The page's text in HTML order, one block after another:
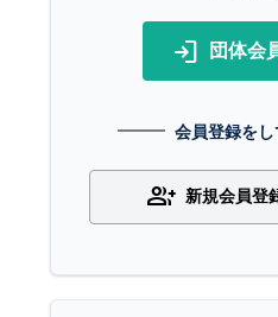
login 団体会
会員登録を
group_add 新規会員登